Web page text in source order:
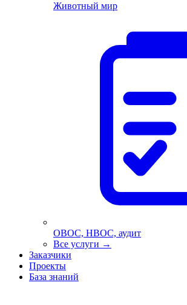
Животный мир
ОВОС, НВОС, аудит
Все услуги →
Заказчики
Проекты
База знаний